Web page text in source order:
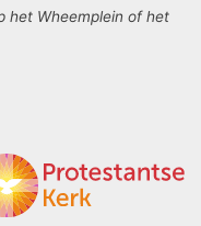
het Wheemplein of het